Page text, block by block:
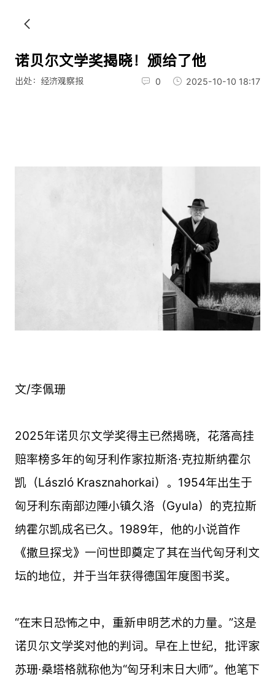
诺贝尔文学奖揭晓！颁给了他
出处：经济观察报 0 2025-10-10 18:17
文/李佩珊
2025年诺贝尔文学奖得主已然揭晓，花落高挂
赔率榜多年的匈牙利作家拉斯洛·克拉斯纳霍尔
凯（László Krasznahorkai）。1954年出生于
匈牙利东南部边陲小镇久洛（Gyula）的克拉斯
纳霍尔凯成名已久。1989年，他的小说首作
《撒旦探戈》一问世即奠定了其在当代匈牙利文
坛的地位，并于当年获得德国年度图书奖。
“在末日恐怖之中，重新申明艺术的力量。”这是
诺贝尔文学奖对他的判词。早在上世纪，批评家
苏珊·桑塔格就称他为“匈牙利末日大师”。他笔下